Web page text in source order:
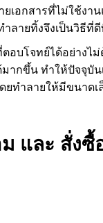
เอกสารที่ไม่ใช้งา
ลายทิ้งจึงเป็นวิธีที่
อบโจทย์ได้อย่าง
กขึ้น ทำให้ปัจจุบั
ทำลายให้มีขนาดเ
และ สั่งซื้